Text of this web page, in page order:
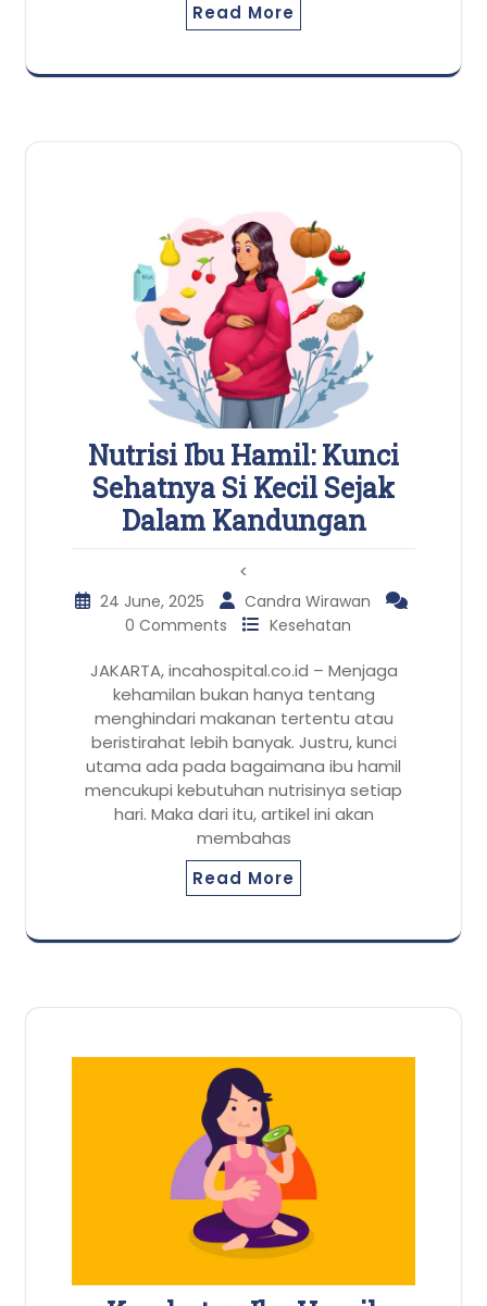
Read More
Nutrisi Ibu Hamil: Kunci
Sehatnya Si Kecil Sejak
Dalam Kandungan
<
24 June, 2025
Candra Wirawan
0 Comments
Kesehatan
JAKARTA, incahospital.co.id – Menjaga
kehamilan bukan hanya tentang
menghindari makanan tertentu atau
beristirahat lebih banyak. Justru, kunci
utama ada pada bagaimana ibu hamil
mencukupi kebutuhan nutrisinya setiap
hari. Maka dari itu, artikel ini akan
membahas
Read More